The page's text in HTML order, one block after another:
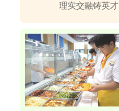
理实交融铸英才